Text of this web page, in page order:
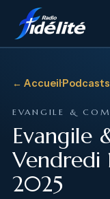
← Accueil·Podcasts
EVANGILE &
Evangile
Vendredi
2025